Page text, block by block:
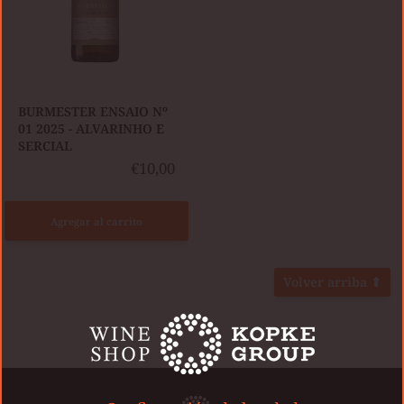
BURMESTER ENSAIO Nº
01 2025 - ALVARINHO E
SERCIAL